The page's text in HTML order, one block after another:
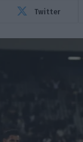
Twitter